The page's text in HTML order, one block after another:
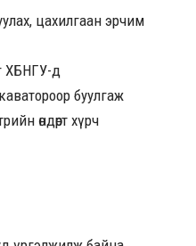
цахилгаан эрчим
ХБНГУ-д
буулгаж
өндөрт хүрч